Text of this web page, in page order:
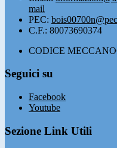
mail
PEC:
C.F.: 80073690374
CODICE
Seguici su
Facebook
Youtube
Sezione Link Utili